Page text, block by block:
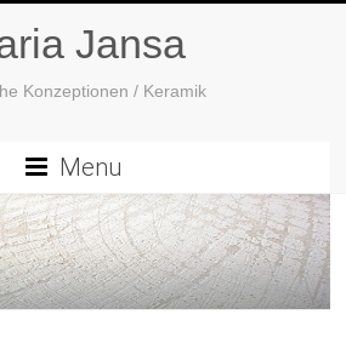
Jansa
Konzeptionen / Keramik
Menu